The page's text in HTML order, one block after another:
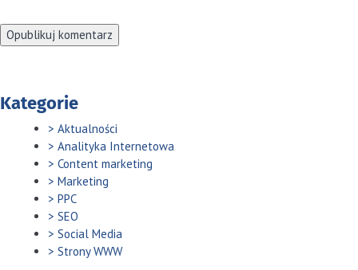
Kategorie
Aktualności
Analityka Internetowa
Content marketing
Marketing
PPC
SEO
Social Media
Strony WWW